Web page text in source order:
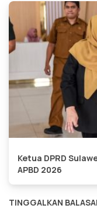
Ketua DPRD
APBD 2026
TINGGALKAN